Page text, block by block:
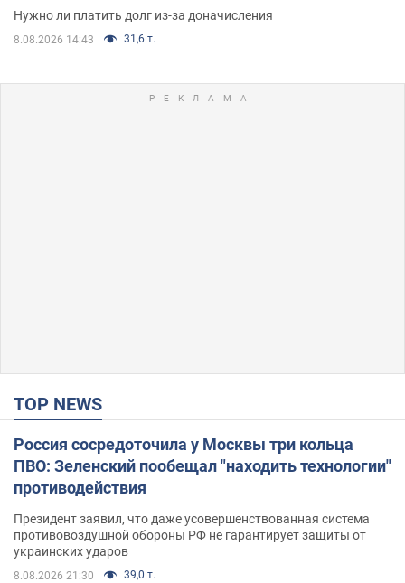
Нужно ли платить долг из-за доначисления
8.08.2026 14:43 31,6 т.
TOP NEWS
Россия сосредоточила у Москвы три кольца
ПВО: Зеленский пообещал "находить технологии"
противодействия
Президент заявил, что даже усовершенствованная система
противовоздушной обороны РФ не гарантирует защиты от
украинских ударов
8.08.2026 21:30 39,0 т.